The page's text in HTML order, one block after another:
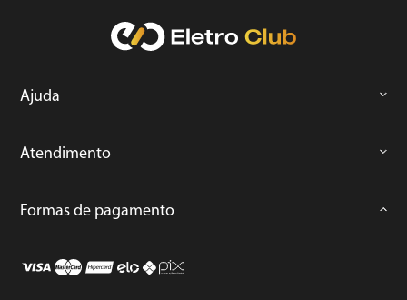
Ajuda
Atendimento
Formas de pagamento